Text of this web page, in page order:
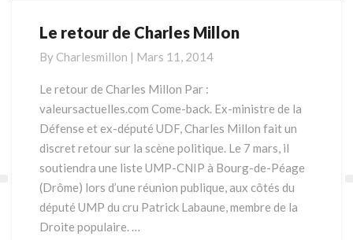
Le
de
Charles
Le retour de Charles Millon
By Charlesmillon | Mars 11, 2014
Le retour de Charles Millon Par :
valeursactuelles.com Come-back. Ex-ministre de la
Défense et ex-député UDF, Charles Millon fait un
discret retour sur la scène politique. Le 7 mars, il
soutiendra une liste UMP-CNIP à Bourg-de-Péage
(Drôme) lors d’une réunion publique, aux côtés du
député UMP du cru Patrick Labaune, membre de la
Droite populaire. …